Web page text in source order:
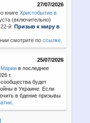
27/07/2026
книгеХристобытие в
(включительно)
22-й:Призыв к миру в
смотрите поссылке
25/07/2026
Марии в последнее
г.
будет
в Украине. Если
в бдение призывы